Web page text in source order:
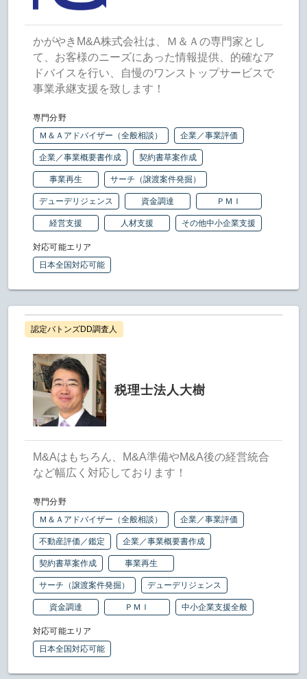
かがやきM&A株式会社は、Ｍ＆Ａの専門家とし
て、お客様のニーズにあった情報提供、的確なア
ドバイスを行い、自慢のワンストップサービスで
事業承継支援を致します！
専門分野
Ｍ＆Ａアドバイザー（全般相談）
企業／事業評価
企業／事業概要書作成 契約書草案作成
事業再生 サーチ（譲渡案件発掘）
デューデリジェンス 資金調達 ＰＭＩ
経営支援 人材支援 その他中小企業支援
対応可能エリア
日本全国対応可能
認定バトンズDD調査人
税理士法人大樹
M&Aはもちろん、M&A準備やM&A後の経営統合
など幅広く対応しております！
専門分野
Ｍ＆Ａアドバイザー（全般相談）
企業／事業評価
不動産評価／鑑定 企業／事業概要書作成
契約書草案作成 事業再生
サーチ（譲渡案件発掘） デューデリジェンス
資金調達 ＰＭＩ 中小企業支援全般
対応可能エリア
日本全国対応可能